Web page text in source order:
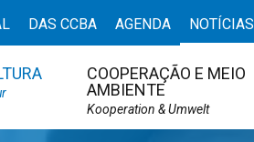
DAS CCBA AGENDA NOTÍCIAS
COOPERAÇÃO E MEIO
AMBIENTE
Kooperation & Umwelt